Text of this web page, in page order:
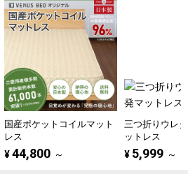
国産ポケットコイルマット
レス
¥44,800 ～
三つ折りウレ
ットレス
¥ 5,999 ～